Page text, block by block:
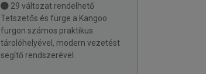
29 változat rendelhető
Tetszetős és fürge a Kangoo
furgon számos praktikus
tárolóhelyével, modern vezetést
segítő rendszerével.